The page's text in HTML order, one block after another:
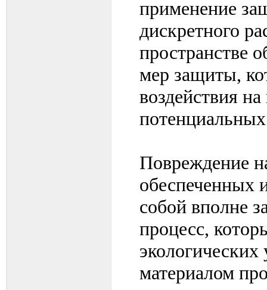
применение
дискретного
пространстве
мер защиты,
воздействия
Повреждение
обеспеченных
собой вполне
процесс,
экологических
материалом